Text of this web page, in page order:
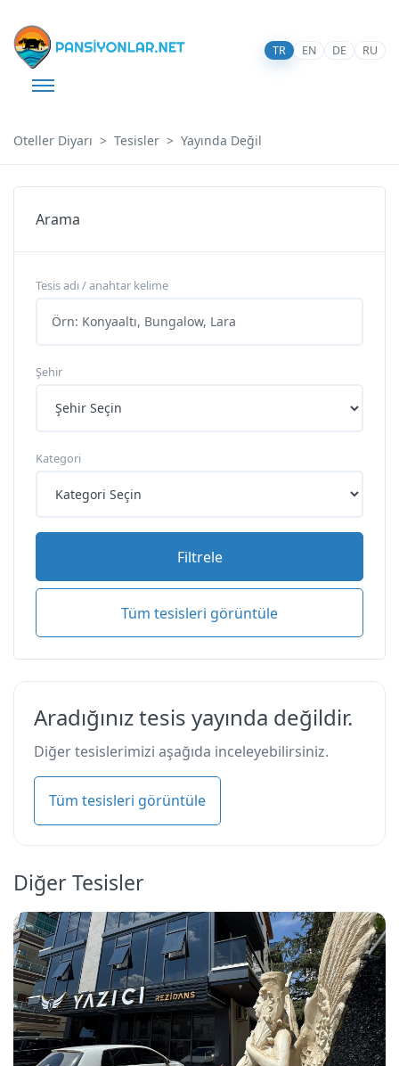
TR EN DE RU
Oteller Diyarı Tesisler Yayında Değil
Arama
Tesis adı / anahtar kelime
Şehir
Kategori
Filtrele
Tüm tesisleri görüntüle
Aradığınız tesis yayında değildir.
Diğer tesislerimizi aşağıda inceleyebilirsiniz.
Tüm tesisleri görüntüle
Diğer Tesisler